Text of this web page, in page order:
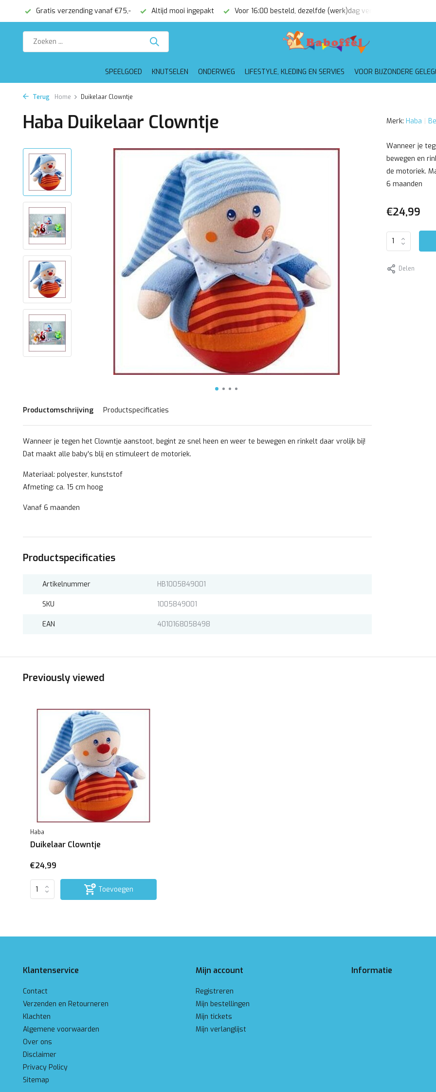
Gratis verzending vanaf €75,- Altijd mooi ingepakt Voor 16:00 besteld, dezelfde (werk)dag verzonden
SPEELGOED KNUTSELEN ONDERWEG LIFESTYLE, KLEDING EN SERVIES VOOR BIJZONDERE
Terug Home Duikelaar Clowntje
Haba Duikelaar Clowntje
Productomschrijving Productspecificaties
Wanneer je tegen het Clowntje aanstoot, begint ze snel heen en weer te bewegen en rinkelt daar vrolijk bij!
Dat maakt alle baby's blij en stimuleert de motoriek.
Materiaal: polyester, kunststof
Afmeting: ca. 15 cm hoog
Vanaf 6 maanden
Productspecificaties
Artikelnummer HB1005849001
SKU 1005849001
EAN 4010168058498
Merk: Haba
Wanneer je
bewegen en
de motoriek.
6 maanden
€24,99
Delen
Previously viewed
Haba
Duikelaar Clowntje
€24,99
Toevoegen
Klantenservice
Contact
Verzenden en Retourneren
Klachten
Algemene voorwaarden
Over ons
Disclaimer
Privacy Policy
Sitemap
Mijn account
Registreren
Mijn bestellingen
Mijn tickets
Mijn verlanglijst
Informatie